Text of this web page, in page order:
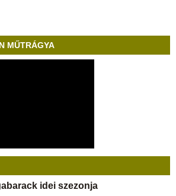
MŰTRÁGYA
idei szezonja